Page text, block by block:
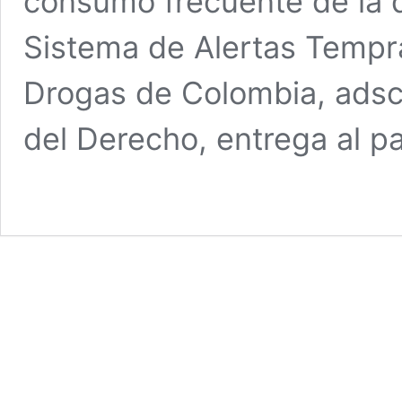
Sistema de Alertas
Drogas de Colombia,
del Derecho, entrega al